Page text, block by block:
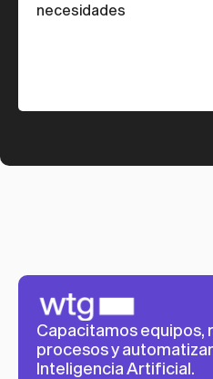
necesidades
Capacitamos equipos,
procesos y
Inteligencia Artificial.